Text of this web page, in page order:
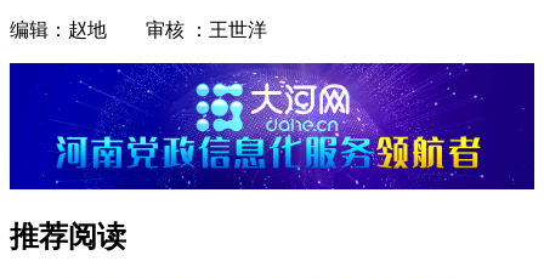
编辑：赵地 审核 ：王世洋
推荐阅读